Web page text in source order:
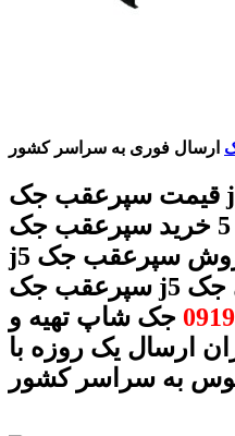
ارسال فوری به سراسر کشور
قیمت سپرعقب جک j5 سپرعقب اصلی جک j5 سپرعقب
جک جی 5 خرید سپرعقب جک j5 سپرعقب اورجینال جک
j5 فروش سپرعقب جک j5 سپرعقب جک j5 قیمت و خرید
سپرعقب جک j5 سپرعقب فابریکی جک j5 با شماره های
جک شاپ تهیه و
ارسال یک روزه با
به سراسر کشور